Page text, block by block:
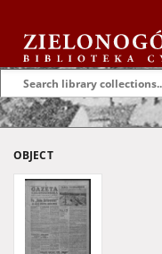
OBJECT